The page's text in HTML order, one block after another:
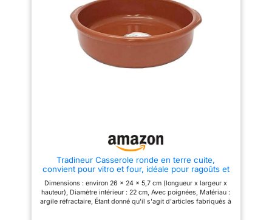
évitant les dommages et
prolongeant sa durée de vie
Polyvalent et pratique : convient
au gaz, électrique, micro-ondes
et four, cette cocotte de 28 cm et
2000 ml de capacité est
optimale pour les ragoûts, les
riz bouillonnants et plus encore,
éviter les fastidieux rinçages à
la main, les ramequins se
nettoient facilement au lave-
vaisselle. Durables : pour
préparer vos plats préférés, les
petits moules à Cazuela
peuvent être utilisés au four ( à
230 ° au maximum) et chauffés
Tradineur Casserole ronde en terre cuite,
convient pour vitro et four, idéale pour ragoûts et
rôtis faits maison - Ø 26 cm
Dimensions : environ 26 x 24 x 5,7 cm (longueur x largeur x
hauteur), Diamètre intérieur : 22 cm, Avec poignées, Matériau :
argile réfractaire, Étant donné qu'il s'agit d'articles fabriqués à